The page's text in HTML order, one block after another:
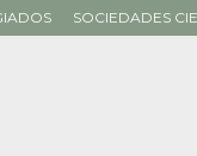
SOCIEDADES